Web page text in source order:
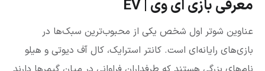
معرفی بازی ای وی | EV
عناوین شوتر اول شخص یکی از محبوب‌ترین سبک‌ها در
بازی‌های رایانه‌ای است. کانتر استرایک، کال آف دیوتی و هیلو